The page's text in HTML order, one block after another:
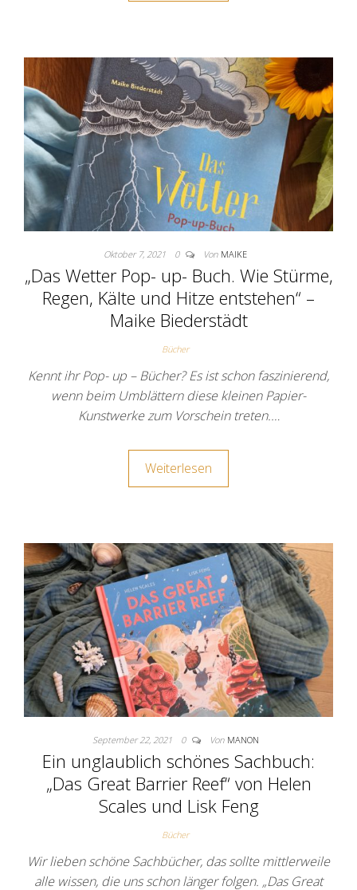
Oktober 7, 2021 0 Von MAIKE
„Das Wetter Pop- up- Buch. Wie Stürme,
Regen, Kälte und Hitze entstehen“ –
Maike Biederstädt
Bücher
Kennt ihr Pop- up – Bücher? Es ist schon faszinierend,
wenn beim Umblättern diese kleinen Papier-
Kunstwerke zum Vorschein treten.…
Weiterlesen
September 22, 2021 0 Von MANON
Ein unglaublich schönes Sachbuch:
„Das Great Barrier Reef“ von Helen
Scales und Lisk Feng
Bücher
Wir lieben schöne Sachbücher, das sollte mittlerweile
alle wissen, die uns schon länger folgen. „Das Great